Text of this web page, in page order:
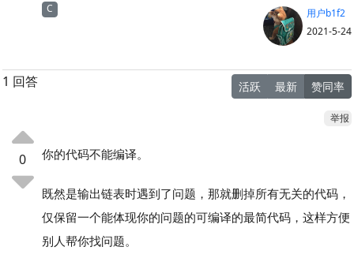
C
用户b1f2
2021-5-24
1 回答 活跃 最新 赞同率
举报
0 你的代码不能编译。
既然是输出链表时遇到了问题，那就删掉所有无关的代码，
仅保留一个能体现你的问题的可编译的最简代码，这样方便
别人帮你找问题。